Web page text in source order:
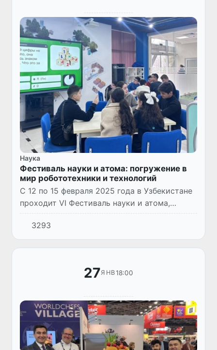
Наука
Фестиваль науки и атома: погружение в
мир робототехники и технологий
С 12 по 15 февраля 2025 года в Узбекистане
проходит VI Фестиваль науки и атома,
нацеленный на популяризацию науки и
технологий среди молодежи.
3293
27ЯНВ18:00